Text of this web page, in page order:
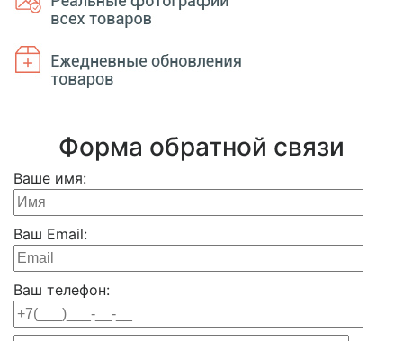
Форма обратной связи
Ваше имя:
Ваш Email:
Ваш телефон: